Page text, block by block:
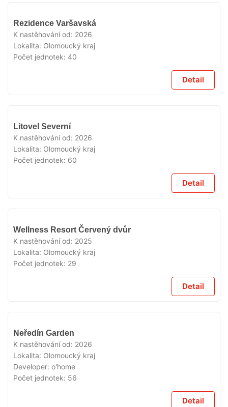
Rezidence Varšavská
K nastěhování od: 2026
Lokalita: Olomoucký kraj
Počet jednotek: 40
Detail
Litovel Severní
K nastěhování od: 2026
Lokalita: Olomoucký kraj
Počet jednotek: 60
Detail
V
Wellness Resort Červený dvůr
K nastěhování od: 2025
Lokalita: Olomoucký kraj
Počet jednotek: 29
Detail
Neředín Garden
K nastěhování od: 2026
Lokalita: Olomoucký kraj
Developer: o'home
Počet jednotek: 56
Detail